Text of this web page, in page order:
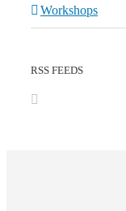
Workshops
RSS FEEDS